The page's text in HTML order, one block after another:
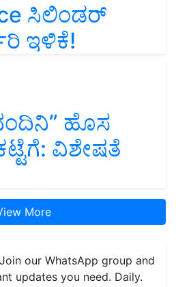
ಸಿಲಿಂಡರ್‌
ಇಳಿಕೆ!
ಹೊಸ
ವಿಶೇಷತೆ
More
our WhatsApp group and
updates you need. Daily.